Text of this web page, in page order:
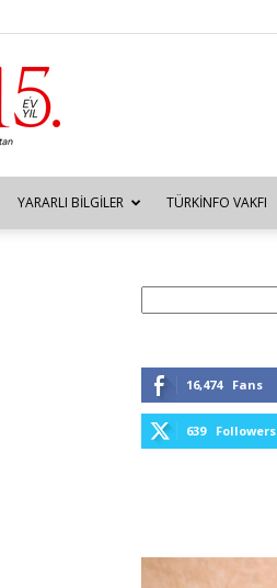
YARARLI BILGILER TÜRKINFO VAKFI
16,474 Fans
639 Followers